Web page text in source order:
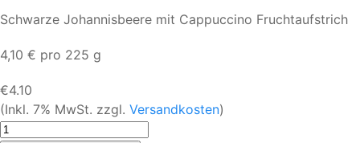
Schwarze Johannisbeere mit Cappuccino Fruchtaufstrich
4,10 € pro 225 g
€4.10
(Inkl. 7% MwSt. zzgl. Versandkosten)